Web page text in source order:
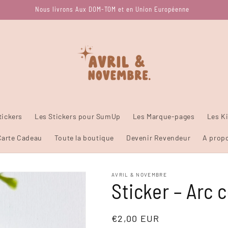
Nous livrons Aux DOM-TOM et en Union Européenne
Les Stickers pour SumUp Les Marque-pages Les
Cadeau Toute la boutique Devenir Revendeur A
AVRIL & NOVEMBRE
Sticker – Arc
Prix
€2,00 EUR